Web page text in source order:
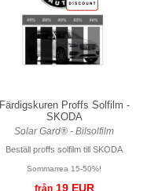
Färdigskuren Proffs Solfilm -
SKODA
Solar Gard® - Bilsolfilm
Beställ proffs solfilm till SKODA
Sommarrea 15-50%!
19 EUR